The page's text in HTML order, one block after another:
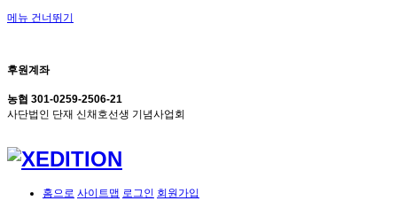
메뉴 건너뛰기
후원계좌
농협 301-0259-2506-21
사단법인 단재 신채호선생 기념사업회
홈으로 사이트맵 로그인 회원가입